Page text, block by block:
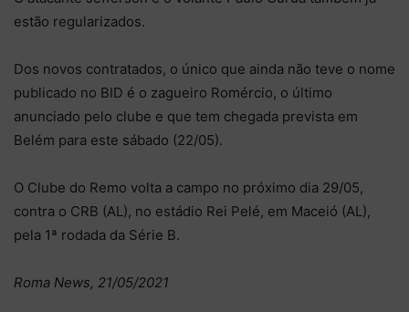
estão regularizados.
Dos novos contratados, o único que ainda não teve o nome
publicado no BID é o zagueiro Romércio, o último
anunciado pelo clube e que tem chegada prevista em
Belém para este sábado (22/05).
O Clube do Remo volta a campo no próximo dia 29/05,
contra o CRB (AL), no estádio Rei Pelé, em Maceió (AL),
pela 1ª rodada da Série B.
Roma News, 21/05/2021